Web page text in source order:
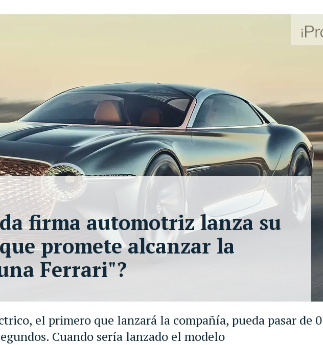
el primero que lanzará la compañía, pueda pasar de
Cuando sería lanzado el modelo
firma automotriz lanza su
promete alcanzar la
Ferrari"?